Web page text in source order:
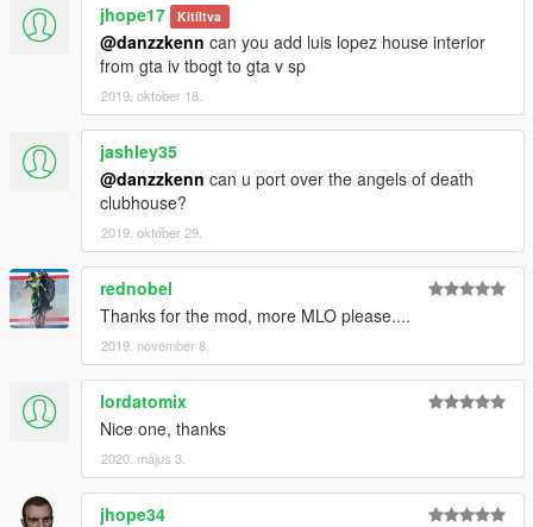
jhope17 Kitíltva
@danzzkenn can you add luis lopez house interior
from gta iv tbogt to gta v sp
2019. október 18.
jashley35
@danzzkenn can u port over the angels of death
clubhouse?
2019. október 29.
rednobel
Thanks for the mod, more MLO please....
2019. november 8.
lordatomix
Nice one, thanks
2020. május 3.
jhope34